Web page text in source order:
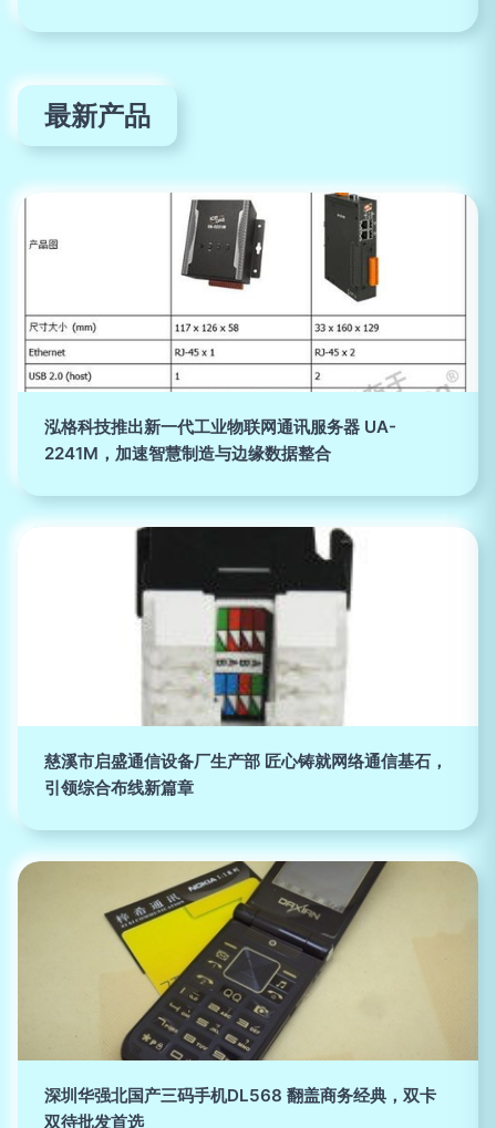
最新产品
泓格科技推出新一代工业物联网通讯服务器 UA-
2241M，加速智慧制造与边缘数据整合
慈溪市启盛通信设备厂生产部 匠心铸就网络通信基石，
引领综合布线新篇章
深圳华强北国产三码手机DL568 翻盖商务经典，双卡
双待批发首选